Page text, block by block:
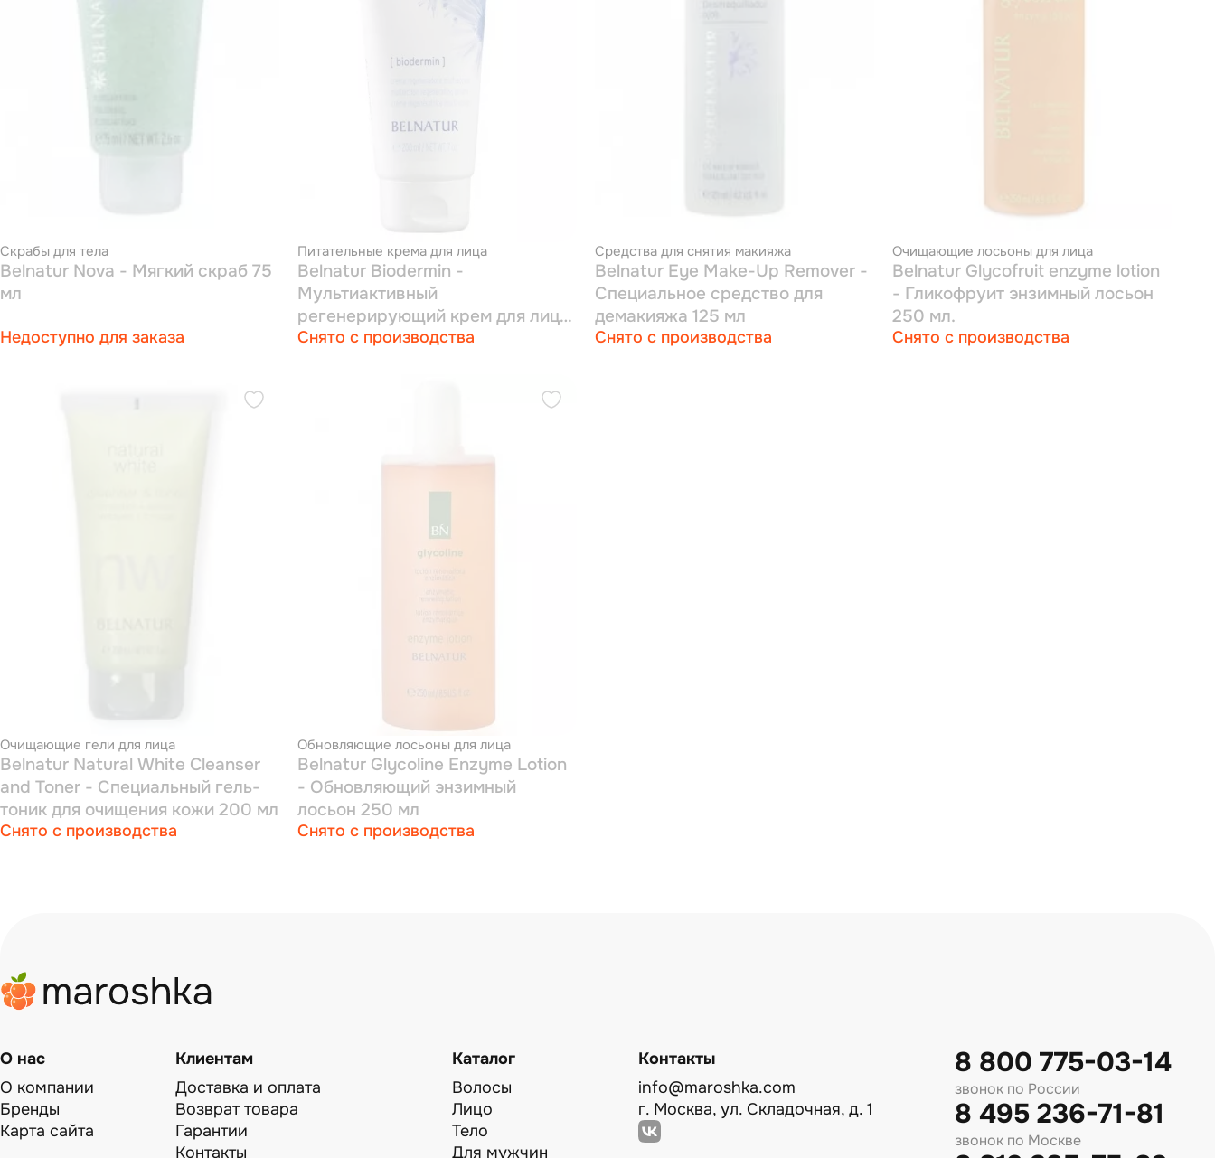
Скрабы для тела
Belnatur Nova - Мягкий скраб 75
мл
Недоступно для заказа
Питательные крема для лица
Belnatur Biodermin -
Mультиактивный
регенерирующий крем для лица
200 мл
Снято с производства
Средства для снятия макияжа
Belnatur Eye Make-Up Remover -
Специальное средство для
демакияжа 125 мл
Снято с производства
Очищающие лосьоны для лица
Belnatur Glycofruit enzyme lotion
- Гликофруит энзимный лосьон
250 мл.
Снято с производства
Очищающие гели для лица
Belnatur Natural White Cleanser
and Toner - Специальный гель-
тоник для очищения кожи 200 мл
Снято с производства
Обновляющие лосьоны для лица
Belnatur Glycoline Enzyme Lotion
- Обновляющий энзимный
лосьон 250 мл
Снято с производства
О нас
О компании
Бренды
Карта сайта
Клиентам
Доставка и оплата
Возврат товара
Гарантии
Контакты
Каталог
Волосы
Лицо
Тело
Для мужчин
Контакты
info@maroshka.com
г. Москва, ул. Складочная, д. 1
8 800 775-03-14
звонок по России
8 495 236-71-81
звонок по Москве